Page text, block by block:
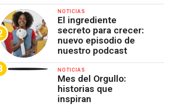
NOTICIAS
El ingrediente
secreto para crecer:
nuevo episodio de
nuestro podcast
NOTICIAS
Mes del Orgullo:
historias que
inspiran